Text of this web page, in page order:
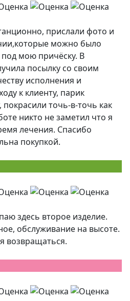
прислали фото и
можно было
мою причёску. В
посылку со своим
исполнения и
к клиенту, парик
точь-в-точь как
никто не заметил что я
лечения. Спасибо
покупкой.
здесь второе изделие.
обслуживание на высоте.
возвращаться.